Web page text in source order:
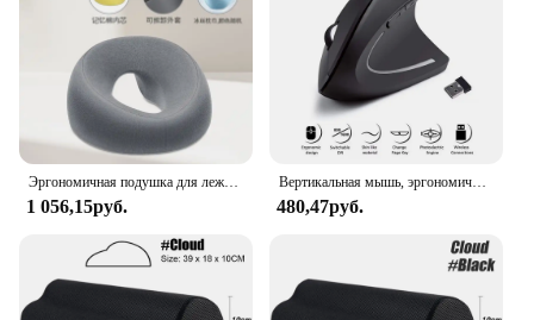
1 056,15руб.
Вертикальная мышь, эргономичная беспроводная оптическая мышь 2,4 ГГц, 3 регулируемых разрешения на дюйм, 800/1200/1600, 6 кнопок для портативного ПК, компьютера, рабочего стола
480,47руб.